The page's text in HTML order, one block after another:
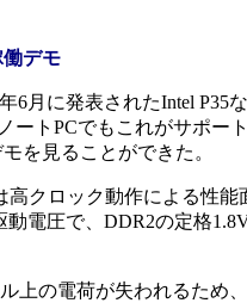
デモ
月に発表されたIntel P35
ートPCでもこれがサポー
を見ることができた。
クロック動作による性
電圧で、DDR2の定格
の電荷が失われるため